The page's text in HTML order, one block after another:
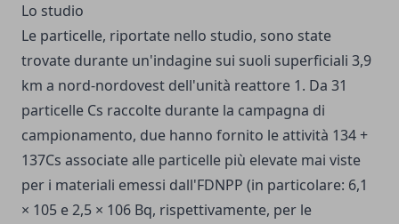
Lo studio
Le particelle, riportate nello studio, sono state
trovate durante un'indagine sui suoli superficiali 3,9
km a nord-nordovest dell'unità reattore 1. Da 31
particelle Cs raccolte durante la campagna di
campionamento, due hanno fornito le attività 134 +
137Cs associate alle particelle più elevate mai viste
per i materiali emessi dall'FDNPP (in particolare: 6,1
× 105 e 2,5 × 106 Bq, rispettivamente, per le